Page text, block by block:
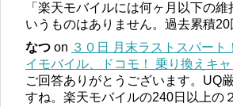
「楽天モバイルには何ヶ月以下の
いうものはありません。過去累積20
なつ on ３０日 月末ラストスパート
イモバイル、ドコモ！ 乗り換えキャ
ご回答ありがとうございます。UQ
すね。楽天モバイルの240日以上の